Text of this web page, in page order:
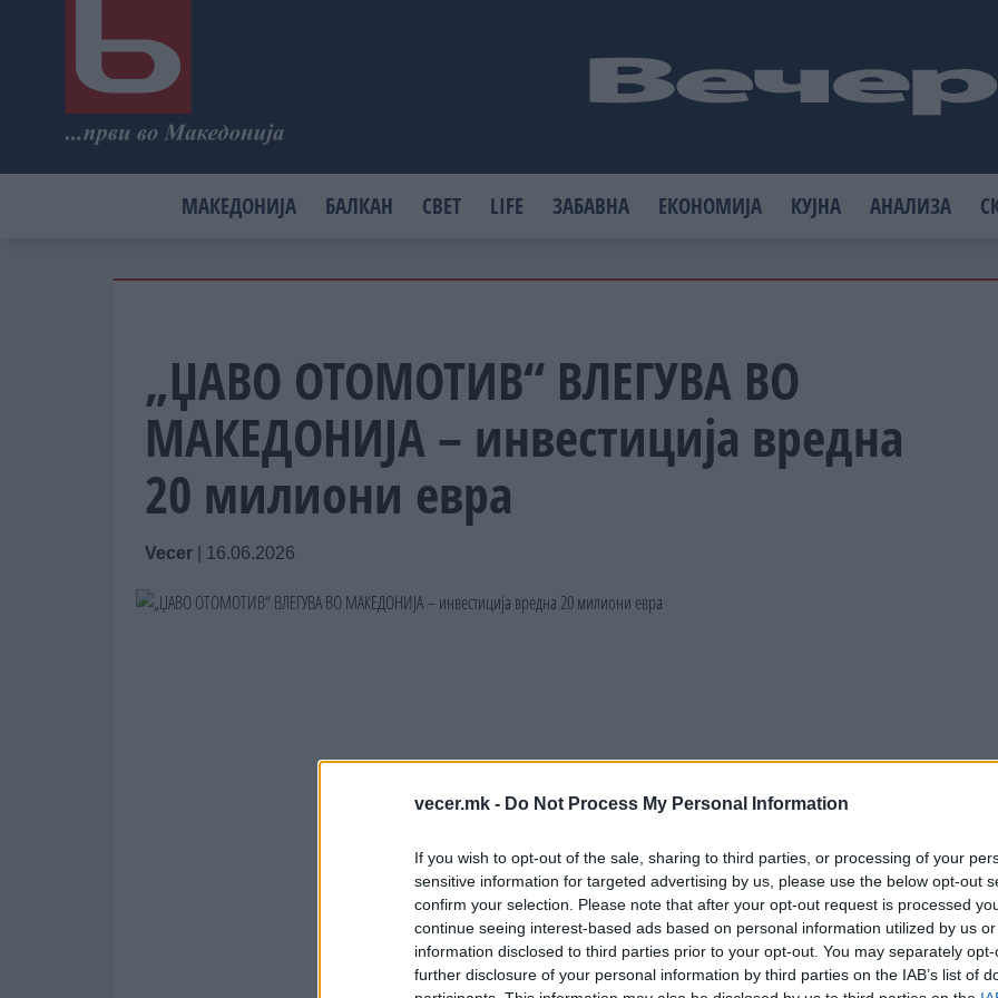
vecer.mk - Do Not Process My Personal Information
If you wish to opt-out of the sale, sharing to third parties, or processing of your
sensitive information for targeted advertising by us, please use the below opt-out
confirm your selection. Please note that after your opt-out request is processed
continue seeing interest-based ads based on personal information utilized by us
information disclosed to third parties prior to your opt-out. You may separately
further disclosure of your personal information by third parties on the IAB’s list of
МАКЕДОНИЈА БАЛКАН СВЕТ LIFE ЗАБАВНА ЕКОНОМИЈА КУЈНА АНАЛИЗА
„ЏАВО ОТОМОТИВ“ ВЛЕГУВА ВО
МАКЕДОНИЈА – инвестиција вредна
20 милиони евра
Vecer 16.06.2026